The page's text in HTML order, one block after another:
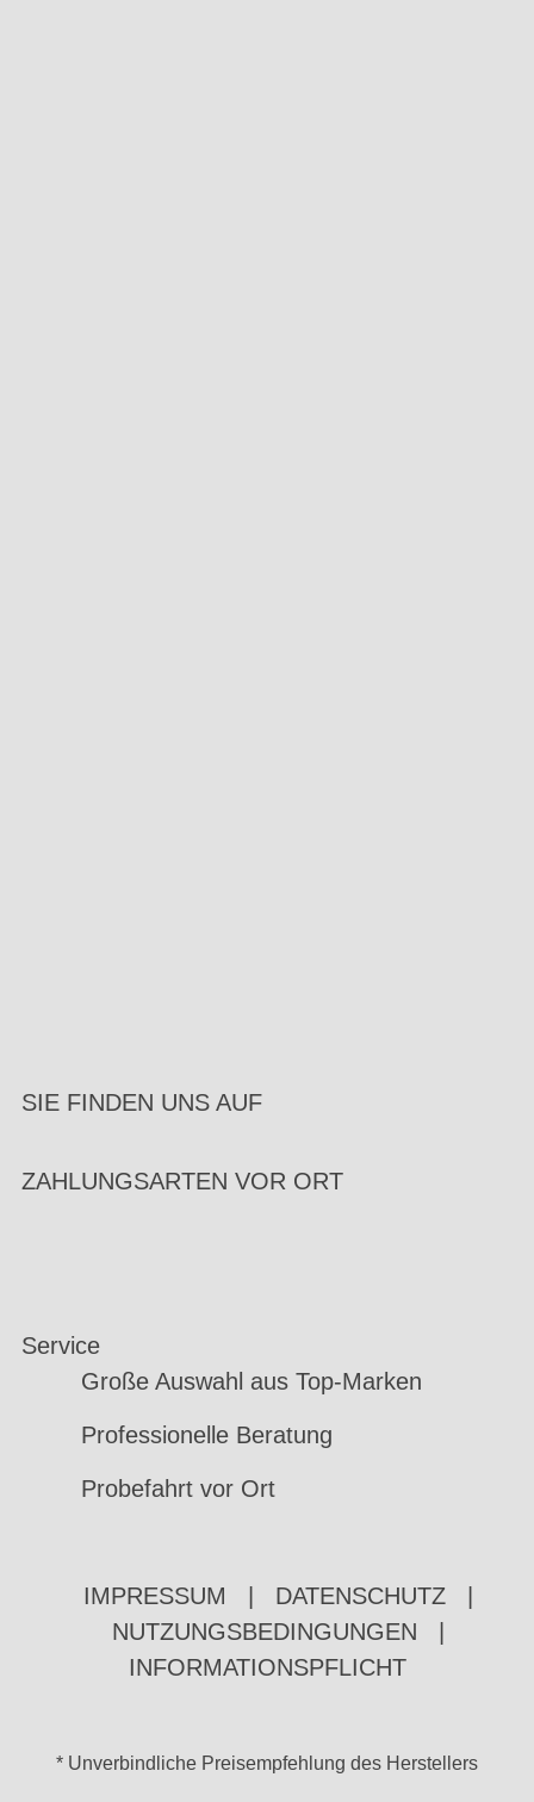
SIE FINDEN UNS AUF
ZAHLUNGSARTEN VOR ORT
Service
Große Auswahl aus Top-Marken
Professionelle Beratung
Probefahrt vor Ort
IMPRESSUM DATENSCHUTZ
NUTZUNGSBEDINGUNGEN
INFORMATIONSPFLICHT
* Unverbindliche Preisempfehlung des Herstellers